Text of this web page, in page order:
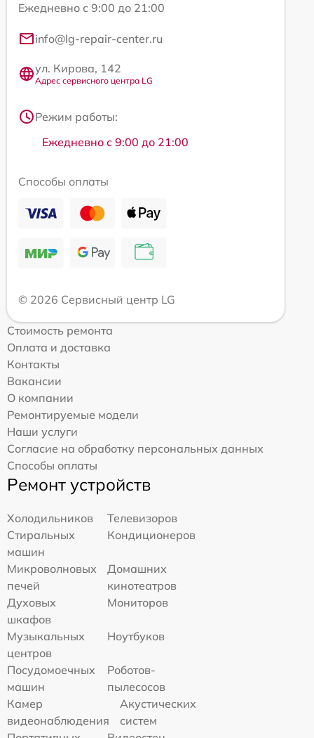
Ежедневно с 9:00 до 21:00
info@lg-repair-center.ru
ул. Кирова, 142
Адрес сервисного центра LG
Режим работы:
Ежедневно с 9:00 до 21:00
Способы оплаты
© 2026 Сервисный центр LG
Стоимость ремонта
Оплата и доставка
Контакты
Вакансии
О компании
Ремонтируемые модели
Наши услуги
Согласие на обработку персональных данных
Способы оплаты
Ремонт устройств
Холодильников
Телевизоров
Стиральных
машин
Кондиционеров
Микроволновых
печей
Домашних
кинотеатров
Духовых
шкафов
Мониторов
Музыкальных
центров
Ноутбуков
Посудомоечных
машин
Роботов-
пылесосов
Камер
видеонаблюдения
Акустических
систем